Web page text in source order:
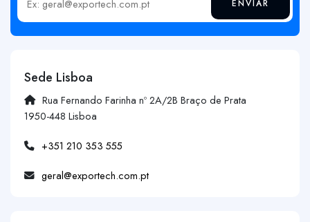
Insira o seu email ENVIAR
Sede Lisboa
Rua Fernando Farinha nº 2A/2B Braço de Prata
1950-448 Lisboa
+351 210 353 555
geral@exportech.com.pt